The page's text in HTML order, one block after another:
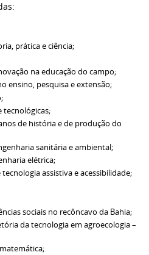
prática e ciência;
na educação do campo;
ensino, pesquisa e extensão;
tecnológicas;
de história e de produção do
sanitária e ambiental;
elétrica;
assistiva e acessibilidade;
sociais no recôncavo da Bahia;
da tecnologia em agroecologia –